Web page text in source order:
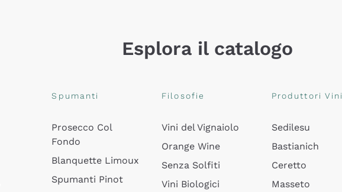
Esplora il catalogo
Spumanti
Prosecco Col
Fondo
Blanquette Limoux
Spumanti Pinot
Filosofie
Vini del Vignaiolo
Orange Wine
Senza Solfiti
Vini Biologici
Produttori Vini
Sedilesu
Bastianich
Ceretto
Masseto